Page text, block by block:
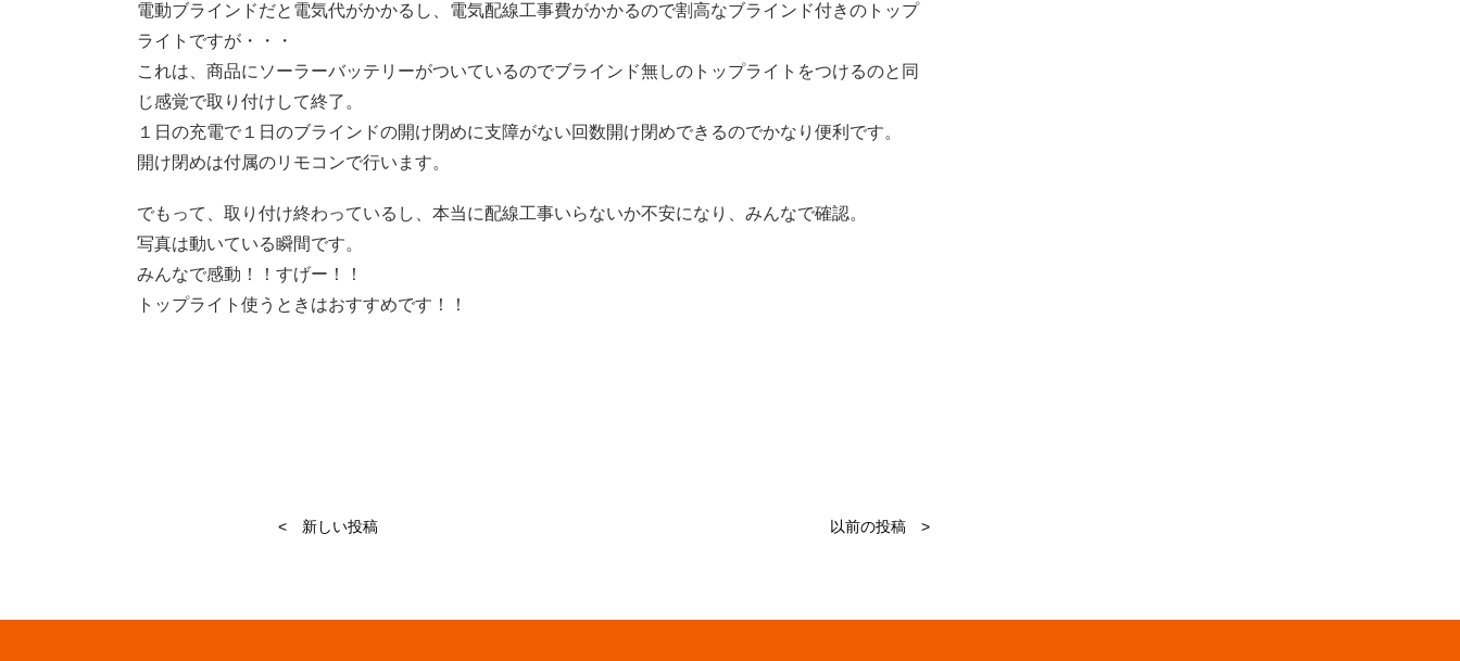
電動ブラインドだと電気代がかかるし、電気配線工事費がかかるので割高なブラインド付きのトップ
ライトですが・・・
これは、商品にソーラーバッテリーがついているのでブラインド無しのトップライトをつけるのと同
じ感覚で取り付けして終了。
１日の充電で１日のブラインドの開け閉めに支障がない回数開け閉めできるのでかなり便利です。
開け閉めは付属のリモコンで行います。
でもって、取り付け終わっているし、本当に配線工事いらないか不安になり、みんなで確認。
写真は動いている瞬間です。
みんなで感動！！すげー！！
トップライト使うときはおすすめです！！
< 新しい投稿 以前の投稿 >